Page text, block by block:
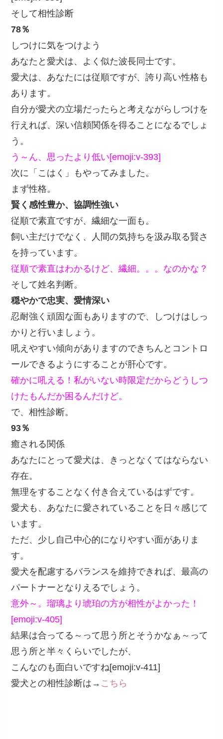
そして相性診断
78％
しつけに気をつけよう
あなたと愛犬は、よく似た波長同士です。
愛犬は、あなたには従順ですが、誇り高い性格も
あります。
自分が愛犬の立場だったらと考えながらしつけを
行えれば、深い信頼関係を得ることになるでしょ
う。
う～ん、思ったより低い[emoji:v-393]
次に「こはく」もやってみました。
まず性格。
賢く感性豊か、協調性強い
従順で素直ですが、繊細な一面も。
飼い主だけでなく、人間の気持ちを汲み取る賢さ
を持っています。
従順で素直はわかるけど、繊細。。。なのかな？
そして姓名判断。
穏やかで忠実、愛情深い
忍耐強く頑固な面もありますので、しつけはしっ
かりと行いましょう。
吼えやすい傾向がありますのできちんとコントロ
ールできるようにすることが肝心です。
確かに吼える！私がいない時限定だからどうしつ
けたもんだか困るんだけど。
で、相性診断。
93％
癒される関係
あなたにとって愛犬は、きっとなくてはならない
存在。
無理をすることなく付き合えているはずです。
愛犬も、あなたに愛されていることを日々感じて
います。
ただ、少し自己中心的になりやすい面がありま
す。
愛犬を配慮するバランスを維持できれば、最高の
パートナーとなりえるでしょう。
意外～。瑠璃より琥珀の方が相性がよかった！
[emoji:v-405]
結果は合ってる～って思う所とそうかなぁ～って
思う所と半々くらいでしたが、
こんなのも面白いですね[emoji:v-411]
愛犬との相性診断は→ こちら